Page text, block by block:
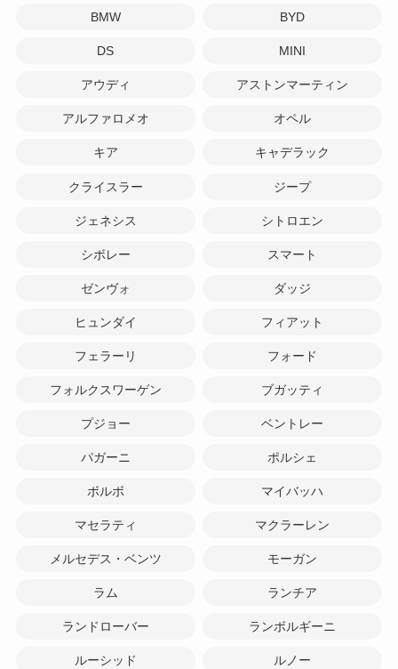
BMW BYD
DS MINI
アウディ アストンマーティン
アルファロメオ オペル
キア キャデラック
クライスラー ジープ
ジェネシス シトロエン
シボレー スマート
ゼンヴォ ダッジ
ヒュンダイ フィアット
フェラーリ フォード
フォルクスワーゲン ブガッティ
プジョー ベントレー
パガーニ ポルシェ
ボルボ マイバッハ
マセラティ マクラーレン
メルセデス・ベンツ モーガン
ラム ランチア
ランドローバー ランボルギーニ
ルーシッド ルノー